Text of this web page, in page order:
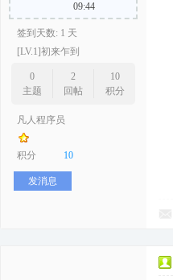
09:44
签到天数: 1 天
[LV.1]初来乍到
0
主题
2
回帖
10
积分
凡人程序员
积分 10
发消息